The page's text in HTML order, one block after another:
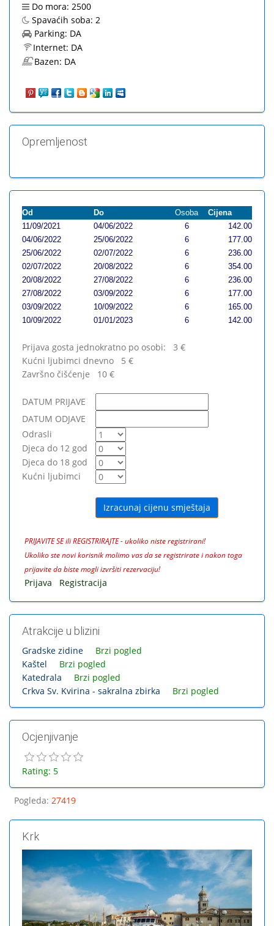
Do mora: 2500
Spavaćih soba: 2
Parking: DA
Internet: DA
Bazen: DA
Opremljenost
Od Do Osoba
Cijena
11/09/2021
04/06/2022 6
142.00
04/06/2022
25/06/2022 6
177.00
25/06/2022
02/07/2022 6
236.00
02/07/2022
20/08/2022 6
354.00
20/08/2022
27/08/2022 6
236.00
27/08/2022
03/09/2022 6
177.00
03/09/2022
10/09/2022 6
165.00
10/09/2022
01/01/2023 6 142.00
Prijava gosta jednokratno po osobi: 3 €
Kućni ljubimci dnevno
5 €
Završno čišćenje
10 €
DATUM PRIJAVE
DATUM ODJAVE
Odrasli
Djeca do 12 god
Djeca do 18 god
Kućni ljubimci
PRIJAVITE SE ili REGISTRIRAJTE - ukoliko niste registrirani!
Ukoliko ste novi korisnik molimo vas da se registrirate i nakon toga
prijavite da biste mogli izvršiti rezervaciju!
Prijava Registracija
Atrakcije u blizini
Gradske zidine
Brzi pogled
Kaštel
Brzi pogled
Katedrala
Brzi pogled
Crkva Sv. Kvirina - sakralna zbirka
Brzi pogled
Ocjenjivanje
Rating: 5
Pogleda: 27419
Krk